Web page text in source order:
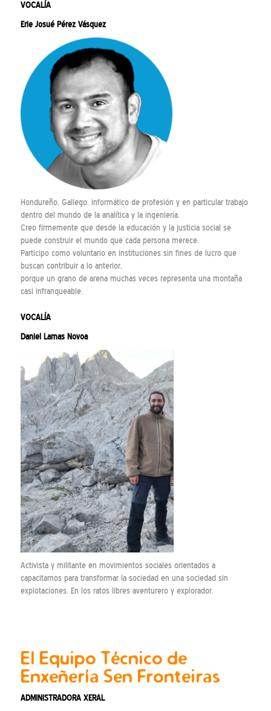
VOCALÍA
Erie Josué Pérez Vásquez
Hondureño, Gallego, informático de profesión y en particular trabajo
dentro del mundo de la analítica y la ingeniería.
Creo firmemente que desde la educación y la justicia social se
puede construir el mundo que cada persona merece.
Participo como voluntario en instituciones sin fines de lucro que
buscan contribuir a lo anterior,
porque un grano de arena muchas veces representa una montaña
casi infranqueable.
VOCALÍA
Daniel Lamas Novoa
Activista y militante en movimientos sociales orientados a
capacitarnos para transformar la sociedad en una sociedad sin
explotaciones. En los ratos libres aventurero y explorador.
El Equipo Técnico de
Enxeñería Sen Fronteiras
ADMINISTRADORA XERAL